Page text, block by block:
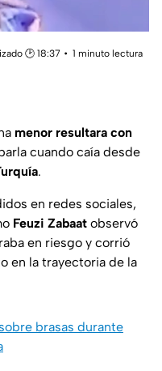
🕑 18:37
1 minuto lectura
menor resultara con
cuando caía desde
.
en redes sociales,
Feuzi Zabaat observó
en riesgo y corrió
en la trayectoria de la
brasas durante